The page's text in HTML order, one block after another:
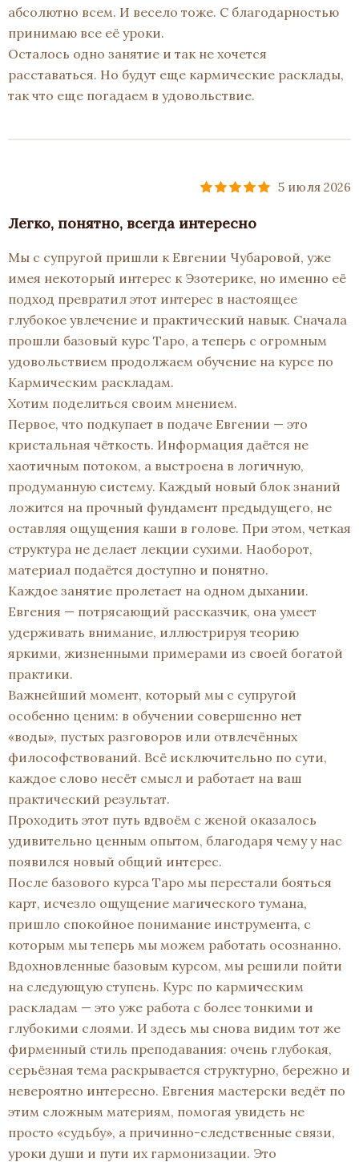
абсолютно всем. И весело тоже. С благодарностью
принимаю все её уроки.
Осталось одно занятие и так не хочется
расставаться. Но будут еще кармические расклады,
так что еще погадаем в удовольствие.
5 июля 2026
Легко, понятно, всегда интересно
Мы с супругой пришли к Евгении Чубаровой, уже
имея некоторый интерес к Эзотерике, но именно её
подход превратил этот интерес в настоящее
глубокое увлечение и практический навык. Сначала
прошли базовый курс Таро, а теперь с огромным
удовольствием продолжаем обучение на курсе по
Кармическим раскладам.
Хотим поделиться своим мнением.
Первое, что подкупает в подаче Евгении — это
кристальная чёткость. Информация даётся не
хаотичным потоком, а выстроена в логичную,
продуманную систему. Каждый новый блок знаний
ложится на прочный фундамент предыдущего, не
оставляя ощущения каши в голове. При этом, четкая
структура не делает лекции сухими. Наоборот,
материал подаётся доступно и понятно.
Каждое занятие пролетает на одном дыхании.
Евгения — потрясающий рассказчик, она умеет
удерживать внимание, иллюстрируя теорию
яркими, жизненными примерами из своей богатой
практики.
Важнейший момент, который мы с супругой
особенно ценим: в обучении совершенно нет
«воды», пустых разговоров или отвлечённых
философствований. Всё исключительно по сути,
каждое слово несёт смысл и работает на ваш
практический результат.
Проходить этот путь вдвоём с женой оказалось
удивительно ценным опытом, благодаря чему у нас
появился новый общий интерес.
После базового курса Таро мы перестали бояться
карт, исчезло ощущение магического тумана,
пришло спокойное понимание инструмента, с
которым мы теперь мы можем работать осознанно.
Вдохновленные базовым курсом, мы решили пойти
на следующую ступень. Курс по кармическим
раскладам — это уже работа с более тонкими и
глубокими слоями. И здесь мы снова видим тот же
фирменный стиль преподавания: очень глубокая,
серьёзная тема раскрывается структурно, бережно и
невероятно интересно. Евгения мастерски ведёт по
этим сложным материям, помогая увидеть не
просто «судьбу», а причинно-следственные связи,
уроки души и пути их гармонизации. Это